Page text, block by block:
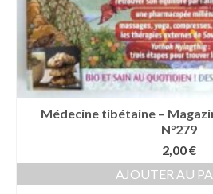
Médecine tibétaine –
N°279
2,00€
AJOUTER AU